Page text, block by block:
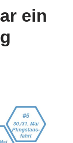
ein